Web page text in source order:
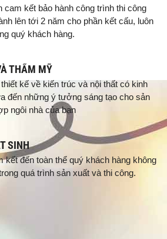
cam kết bảo hành công trình thi công
lên tới 2 năm cho phần kết cấu, luôn
quý khách hàng.
THẨM MỸ
kế về kiến trúc và nội thất có kinh
đến những ý tưởng sáng tạo cho sản
ngôi nhà của bạn
SINH
kết đến toàn thể quý khách hàng không
quá trình sản xuất và thi công.